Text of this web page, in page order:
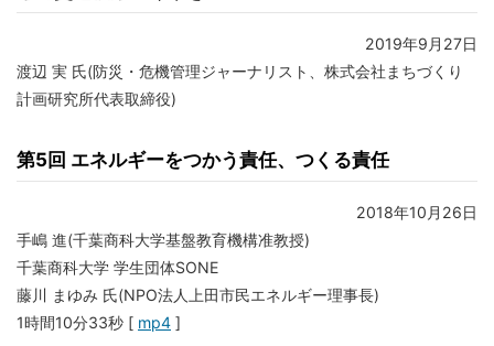
2019年9月27日
渡辺 実 氏(防災・危機管理ジャーナリスト、株式会社まちづくり
計画研究所代表取締役)
第5回 エネルギーをつかう責任、つくる責任
2018年10月26日
手嶋 進(千葉商科大学基盤教育機構准教授)
千葉商科大学 学生団体SONE
藤川 まゆみ 氏(NPO法人上田市民エネルギー理事長)
1時間10分33秒 [ mp4 ]